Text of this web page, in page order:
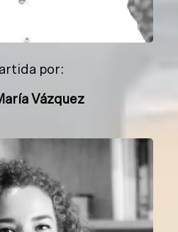
por:
Vázquez